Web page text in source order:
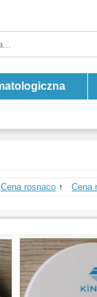
Cena rosnaco ↑ Cena